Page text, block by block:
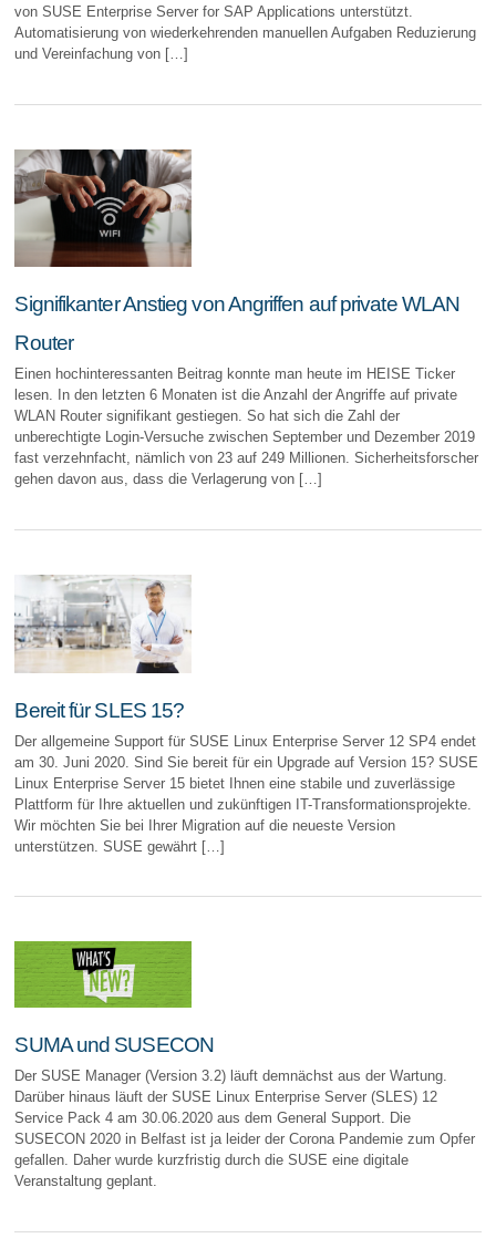
von SUSE Enterprise Server for SAP Applications unterstützt.
Automatisierung von wiederkehrenden manuellen Aufgaben Reduzierung
und Vereinfachung von […]
Signifikanter Anstieg von Angriffen auf private WLAN
Router
Einen hochinteressanten Beitrag konnte man heute im HEISE Ticker
lesen. In den letzten 6 Monaten ist die Anzahl der Angriffe auf private
WLAN Router signifikant gestiegen. So hat sich die Zahl der
unberechtigte Login-Versuche zwischen September und Dezember 2019
fast verzehnfacht, nämlich von 23 auf 249 Millionen. Sicherheitsforscher
gehen davon aus, dass die Verlagerung von […]
Bereit für SLES 15?
Der allgemeine Support für SUSE Linux Enterprise Server 12 SP4 endet
am 30. Juni 2020. Sind Sie bereit für ein Upgrade auf Version 15? SUSE
Linux Enterprise Server 15 bietet Ihnen eine stabile und zuverlässige
Plattform für Ihre aktuellen und zukünftigen IT-Transformationsprojekte.
Wir möchten Sie bei Ihrer Migration auf die neueste Version
unterstützen. SUSE gewährt […]
SUMA und SUSECON
Der SUSE Manager (Version 3.2) läuft demnächst aus der Wartung.
Darüber hinaus läuft der SUSE Linux Enterprise Server (SLES) 12
Service Pack 4 am 30.06.2020 aus dem General Support. Die
SUSECON 2020 in Belfast ist ja leider der Corona Pandemie zum Opfer
gefallen. Daher wurde kurzfristig durch die SUSE eine digitale
Veranstaltung geplant.